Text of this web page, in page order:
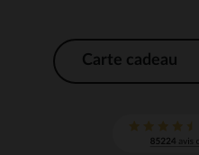
Carte cadeau